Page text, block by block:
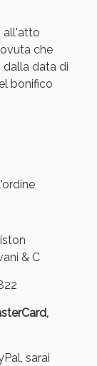
all'atto
che
dalla data di
bonifico
& C
sarai
oggi!
oggi!